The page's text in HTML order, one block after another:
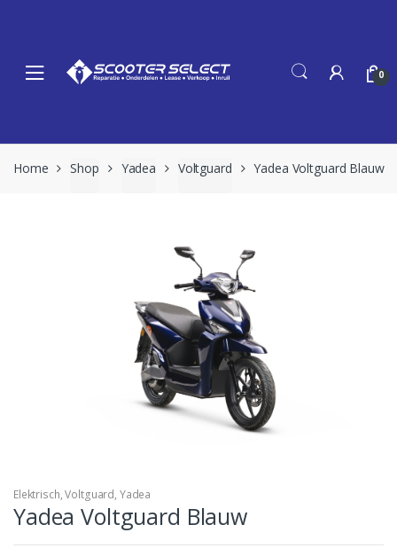
0
Home Shop Yadea Voltguard Yadea Voltguard Blauw
Elektrisch,Voltguard, Yadea
Yadea Voltguard Blauw